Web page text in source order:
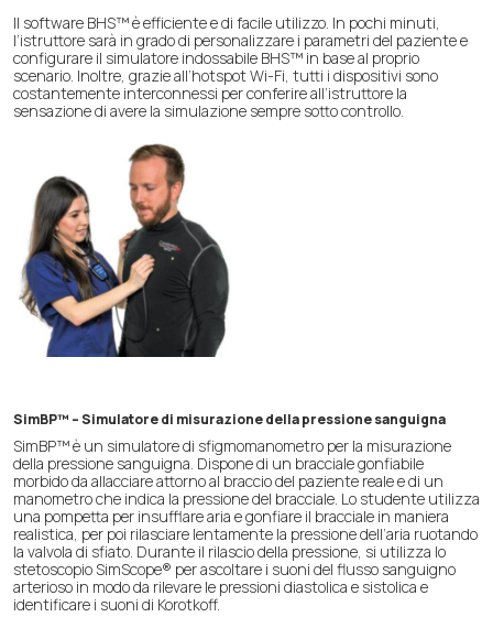
Il software BHS™ è efficiente e di facile utilizzo. In pochi minuti,
l’istruttore sarà in grado di personalizzare i parametri del paziente e
configurare il simulatore indossabile BHS™ in base al proprio
scenario. Inoltre, grazie all’hotspot Wi-Fi, tutti i dispositivi sono
costantemente interconnessi per conferire all’istruttore la
sensazione di avere la simulazione sempre sotto controllo.
SimBP™ – Simulatore di misurazione della pressione sanguigna
SimBP™ è un simulatore di sfigmomanometro per la misurazione
della pressione sanguigna. Dispone di un bracciale gonfiabile
morbido da allacciare attorno al braccio del paziente reale e di un
manometro che indica la pressione del bracciale. Lo studente utilizza
una pompetta per insufflare aria e gonfiare il bracciale in maniera
realistica, per poi rilasciare lentamente la pressione dell’aria ruotando
la valvola di sfiato. Durante il rilascio della pressione, si utilizza lo
stetoscopio SimScope® per ascoltare i suoni del flusso sanguigno
arterioso in modo da rilevare le pressioni diastolica e sistolica e
identificare i suoni di Korotkoff.